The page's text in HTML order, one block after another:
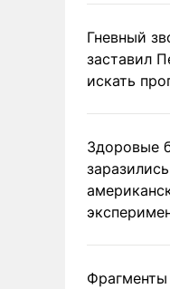
Гневный
заставил
искать
Здоровые